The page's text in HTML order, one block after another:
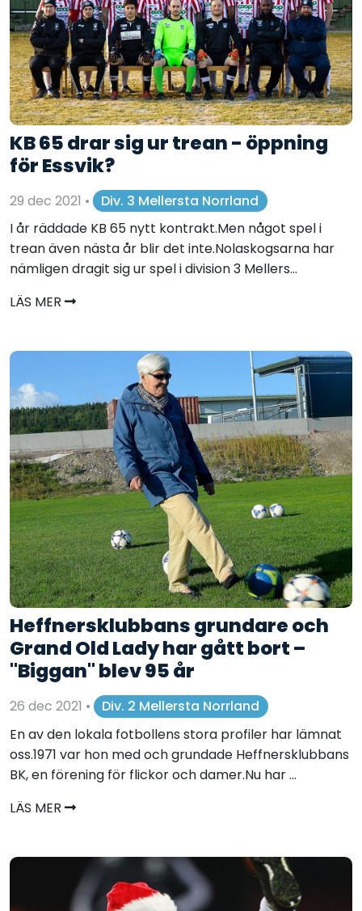
KB 65 drar sig ur trean - öppning
för Essvik?
29 dec 2021 •
Div. 3 Mellersta Norrland
I år räddade KB 65 nytt kontrakt.Men något spel i
trean även nästa år blir det inte.Nolaskogsarna har
nämligen dragit sig ur spel i division 3 Mellers...
LÄS MER
Heffnersklubbans grundare och
Grand Old Lady har gått bort –
"Biggan" blev 95 år
26 dec 2021 •
Div. 2 Mellersta Norrland
En av den lokala fotbollens stora profiler har lämnat
oss.1971 var hon med och grundade Heffnersklubbans
BK, en förening för flickor och damer.Nu har ...
LÄS MER